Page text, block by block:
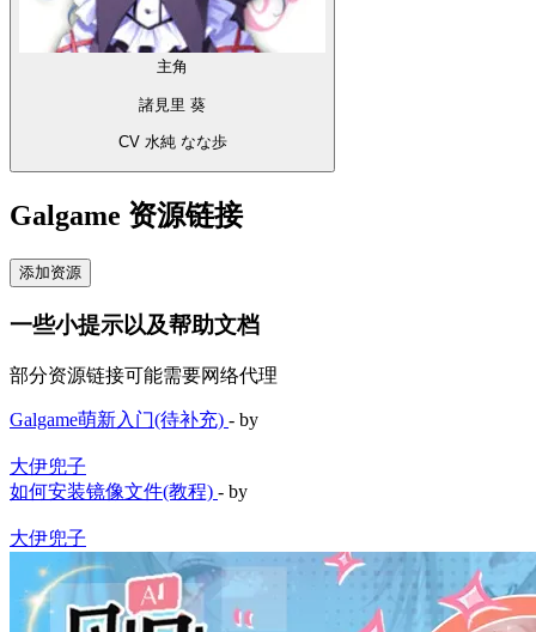
主角
諸見里 葵
CV 水純 なな歩
Galgame 资源链接
添加资源
一些小提示以及帮助文档
部分资源链接可能需要网络代理
Galgame萌新入门(待补充) - by